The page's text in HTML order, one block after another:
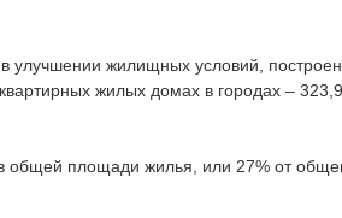
улучшении жилищных условий,
жилых домах в городах –
общей площади жилья, или 27% от